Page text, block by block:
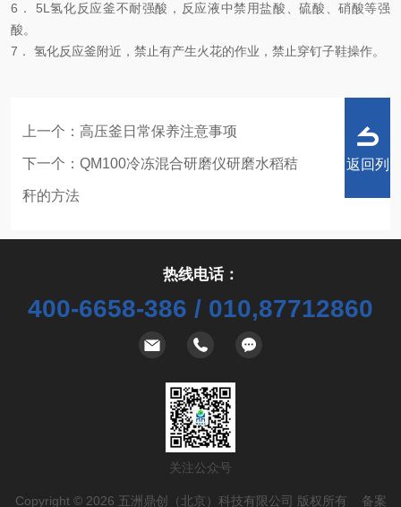
6． 5L氢化反应釜不耐强酸，反应液中禁用盐酸、硫酸、硝酸等强
酸。
7． 氢化反应釜附近，禁止有产生火花的作业，禁止穿钉子鞋操作。
上一个： 高压釜日常保养注意事项
下一个： QM100冷冻混合研磨仪研磨水稻秸
秆的方法
返回列
表
热线电话：
400-6658-386 / 010,87712860
关注公众号
Copyright © 2026 五洲鼎创（北京）科技有限公司 版权所有 备案